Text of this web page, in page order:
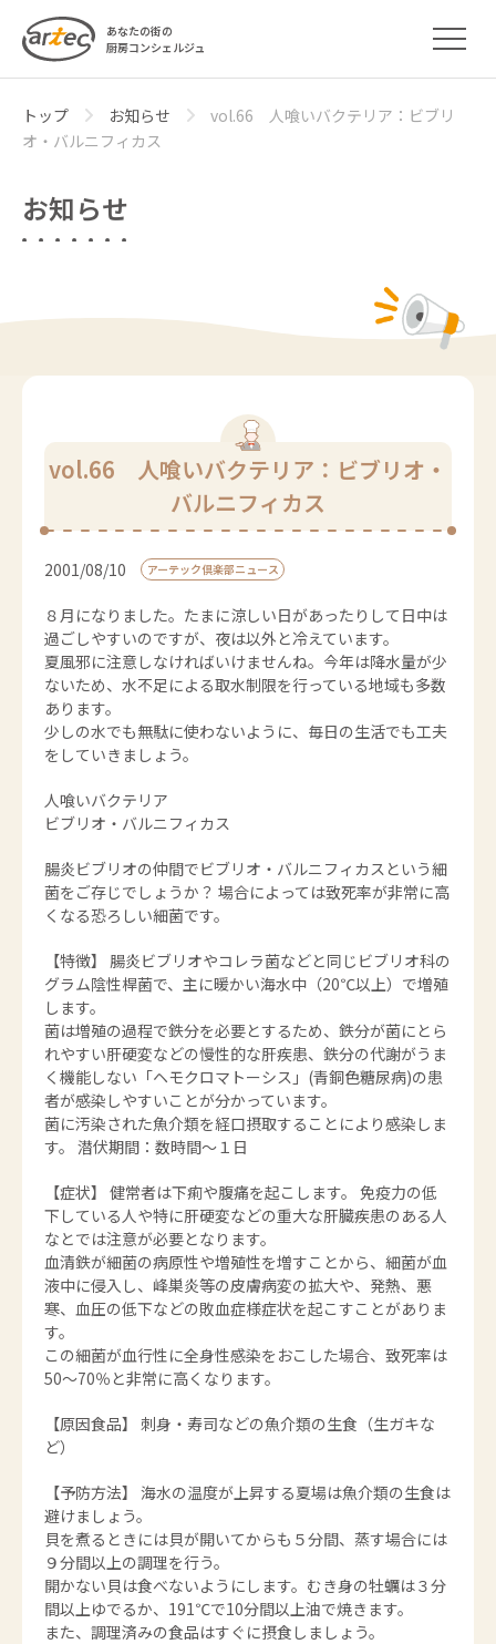
あなたの街の
厨房コンシェルジュ
トップ お知らせ
vol.66 人喰いバクテリア：ビブリ
オ・バルニフィカス
お知らせ
vol.66 人喰いバクテリア：ビブリオ・
バルニフィカス
2001/08/10 アーテック倶楽部ニュース
８月になりました。たまに涼しい日があったりして日中は
過ごしやすいのですが、夜は以外と冷えています。
夏風邪に注意しなければいけませんね。今年は降水量が少
ないため、水不足による取水制限を行っている地域も多数
あります。
少しの水でも無駄に使わないように、毎日の生活でも工夫
をしていきましょう。
人喰いバクテリア
ビブリオ・バルニフィカス
腸炎ビブリオの仲間でビブリオ・バルニフィカスという細
菌をご存じでしょうか？ 場合によっては致死率が非常に高
くなる恐ろしい細菌です。
【特徴】 腸炎ビブリオやコレラ菌などと同じビブリオ科の
グラム陰性桿菌で、主に暖かい海水中（20℃以上）で増殖
します。
菌は増殖の過程で鉄分を必要とするため、鉄分が菌にとら
れやすい肝硬変などの慢性的な肝疾患、鉄分の代謝がうま
く機能しない「ヘモクロマトーシス」(青銅色糖尿病)の患
者が感染しやすいことが分かっています。
菌に汚染された魚介類を経口摂取することにより感染しま
す。 潜伏期間：数時間～１日
【症状】 健常者は下痢や腹痛を起こします。 免疫力の低
下している人や特に肝硬変などの重大な肝臓疾患のある人
なとでは注意が必要となります。
血清鉄が細菌の病原性や増殖性を増すことから、細菌が血
液中に侵入し、峰巣炎等の皮膚病変の拡大や、発熱、悪
寒、血圧の低下などの敗血症様症状を起こすことがありま
す。
この細菌が血行性に全身性感染をおこした場合、致死率は
50～70％と非常に高くなります。
【原因食品】 刺身・寿司などの魚介類の生食（生ガキな
ど）
【予防方法】 海水の温度が上昇する夏場は魚介類の生食は
避けましょう。
貝を煮るときには貝が開いてからも５分間、蒸す場合には
９分間以上の調理を行う。
開かない貝は食べないようにします。むき身の牡蠣は３分
間以上ゆでるか、191℃で10分間以上油で焼きます。
また、調理済みの食品はすぐに摂食しましょう。